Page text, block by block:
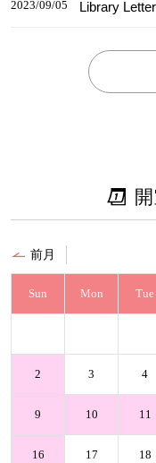
2023/09/05 Library
前月
Sun Mon Tue
2 3 4
9 10 11
16 17 18